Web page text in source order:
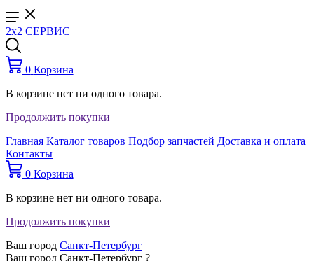
2x2 СЕРВИС
0 Корзина
В корзине нет ни одного товара.
Продолжить покупки
Главная Каталог товаров Подбор запчастей Доставка и оплата
Контакты
0 Корзина
В корзине нет ни одного товара.
Продолжить покупки
Ваш город Санкт-Петербург
Ваш город Санкт-Петербург ?